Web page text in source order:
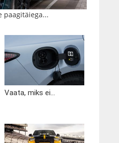
paagitäiega...
Vaata, miks ei...